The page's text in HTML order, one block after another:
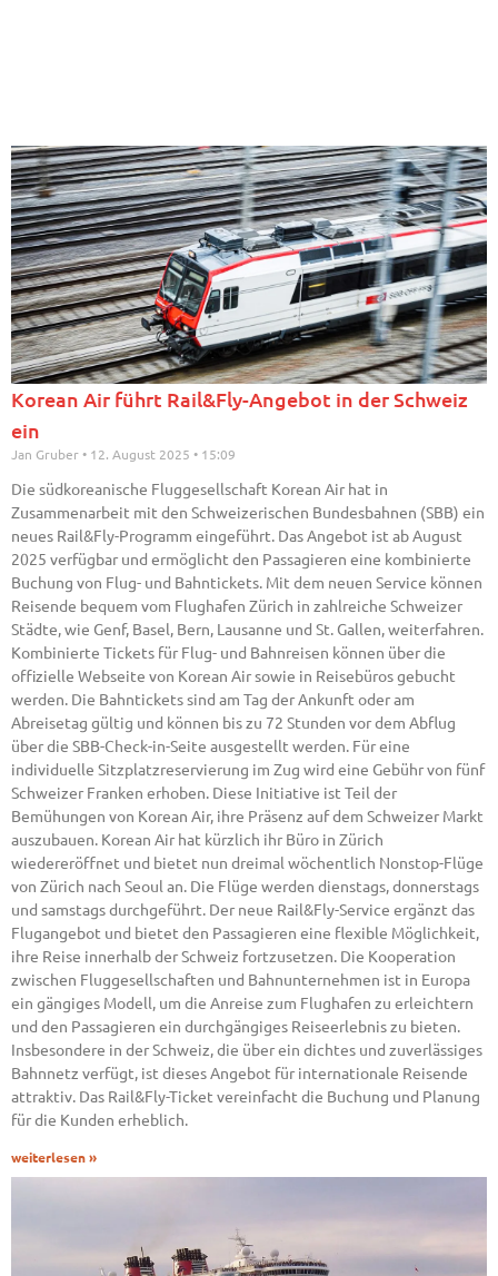
Korean Air führt Rail&Fly-Angebot in der Schweiz
ein
Jan Gruber 12. August 2025 15:09
Die südkoreanische Fluggesellschaft Korean Air hat in
Zusammenarbeit mit den Schweizerischen Bundesbahnen (SBB) ein
neues Rail&Fly-Programm eingeführt. Das Angebot ist ab August
2025 verfügbar und ermöglicht den Passagieren eine kombinierte
Buchung von Flug- und Bahntickets. Mit dem neuen Service können
Reisende bequem vom Flughafen Zürich in zahlreiche Schweizer
Städte, wie Genf, Basel, Bern, Lausanne und St. Gallen, weiterfahren.
Kombinierte Tickets für Flug- und Bahnreisen können über die
offizielle Webseite von Korean Air sowie in Reisebüros gebucht
werden. Die Bahntickets sind am Tag der Ankunft oder am
Abreisetag gültig und können bis zu 72 Stunden vor dem Abflug
über die SBB-Check-in-Seite ausgestellt werden. Für eine
individuelle Sitzplatzreservierung im Zug wird eine Gebühr von fünf
Schweizer Franken erhoben. Diese Initiative ist Teil der
Bemühungen von Korean Air, ihre Präsenz auf dem Schweizer Markt
auszubauen. Korean Air hat kürzlich ihr Büro in Zürich
wiedereröffnet und bietet nun dreimal wöchentlich Nonstop-Flüge
von Zürich nach Seoul an. Die Flüge werden dienstags, donnerstags
und samstags durchgeführt. Der neue Rail&Fly-Service ergänzt das
Flugangebot und bietet den Passagieren eine flexible Möglichkeit,
ihre Reise innerhalb der Schweiz fortzusetzen. Die Kooperation
zwischen Fluggesellschaften und Bahnunternehmen ist in Europa
ein gängiges Modell, um die Anreise zum Flughafen zu erleichtern
und den Passagieren ein durchgängiges Reiseerlebnis zu bieten.
Insbesondere in der Schweiz, die über ein dichtes und zuverlässiges
Bahnnetz verfügt, ist dieses Angebot für internationale Reisende
attraktiv. Das Rail&Fly-Ticket vereinfacht die Buchung und Planung
für die Kunden erheblich.
weiterlesen »